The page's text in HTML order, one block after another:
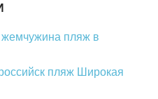
пляж в
пляж Широкая